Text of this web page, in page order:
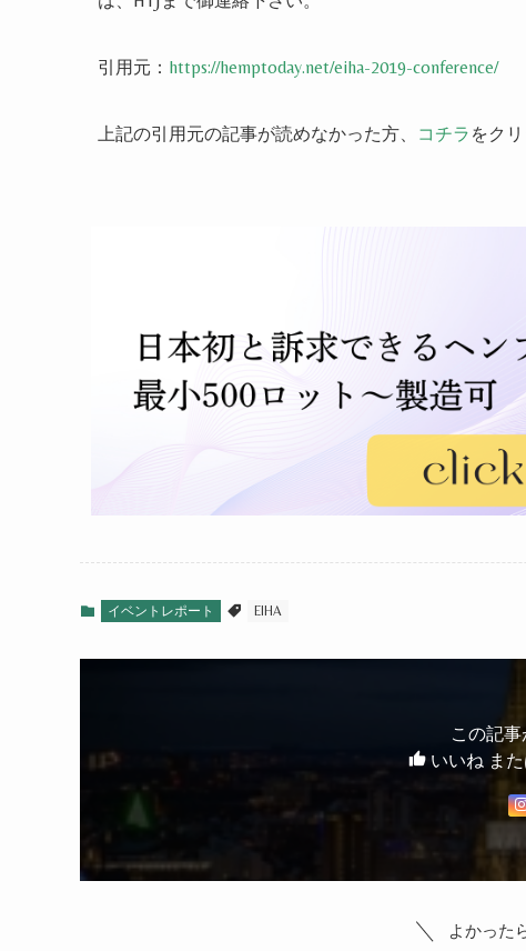
引用元： https://hemptoday.net/eiha-2019-conference/
上記の引用元の記事が読めなかった方、 コチラ をク
イベントレポート EIHA
この記
いいね ま
よかった